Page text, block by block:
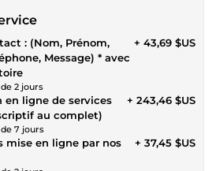
: (Nom, Prénom,
Message) * avec
2 jours
+ 43,69 $US
en ligne de services
au complet)
7 jours
+ 243,46 $US
mise en ligne par nos
+ 37,45 $US